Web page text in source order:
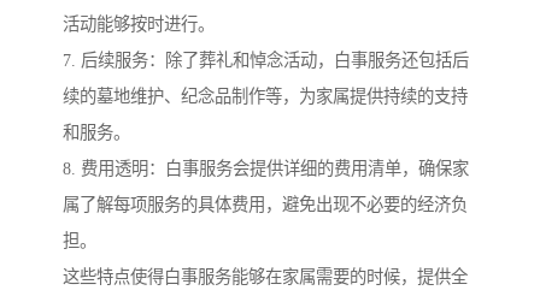
活动能够按时进行。
7. 后续服务：除了葬礼和悼念活动，白事服务还包括后
续的墓地维护、纪念品制作等，为家属提供持续的支持
和服务。
8. 费用透明：白事服务会提供详细的费用清单，确保家
属了解每项服务的具体费用，避免出现不必要的经济负
担。
这些特点使得白事服务能够在家属需要的时候，提供全